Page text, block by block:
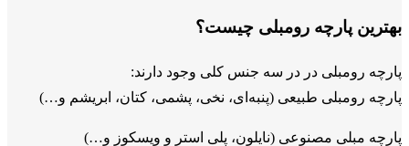
بهترین پارچه رومبلی چیست؟
پارچه‌ رومبلی در در سه جنس کلی وجود دارند:
پارچه رومبلی طبیعی (پنبه‌ای، نخی، پشمی، کتان، ابریشم و…)
پارچه مبلی مصنوعی (نایلون، پلی استر و ویسکوز و…)